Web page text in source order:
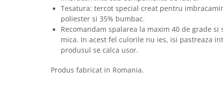
Tesatura: tercot special creat pentru
poliester si 35% bumbac.
Recomandam spalarea la maxim 40 de grade
mica. In acest fel culorile nu ies, isi pastreaza
produsul se calca usor.
Produs fabricat in Romania.